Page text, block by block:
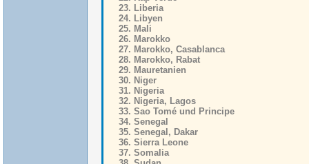
Liberia
Libyen
Mali
Marokko
Marokko, Casablanca
Marokko, Rabat
Mauretanien
Niger
Nigeria
Nigeria, Lagos
Sao Tomé und Principe
Senegal
Senegal, Dakar
Sierra Leone
Somalia